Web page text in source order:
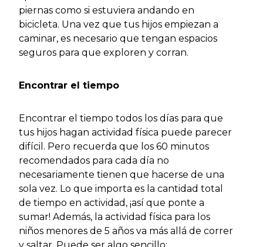
piernas como si estuviera andando en
bicicleta. Una vez que tus hijos empiezan a
caminar, es necesario que tengan espacios
seguros para que exploren y corran.
Encontrar el tiempo
Encontrar el tiempo todos los días para que
tus hijos hagan actividad física puede parecer
difícil. Pero recuerda que los 60 minutos
recomendados para cada día no
necesariamente tienen que hacerse de una
sola vez. Lo que importa es la cantidad total
de tiempo en actividad, ¡así que ponte a
sumar! Además, la actividad física para los
niños menores de 5 años va más allá de correr